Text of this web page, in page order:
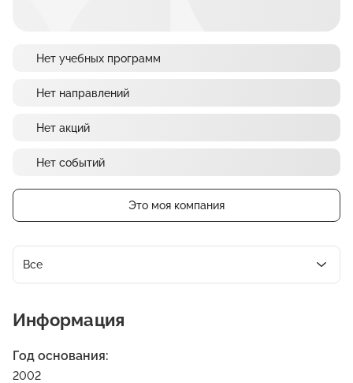
Нет учебных программ
Нет направлений
Нет акций
Нет событий
Это моя компания
Все
Информация
Год основания:
2002